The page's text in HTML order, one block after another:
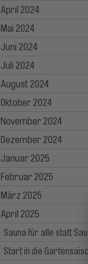
April 2024
Mai 2024
Juni 2024
Juli 2024
August 2024
Oktober 2024
November 2024
Dezember 2024
Januar 2025
Februar 2025
März 2025
April 2025
Sauna für alle statt
Start in die